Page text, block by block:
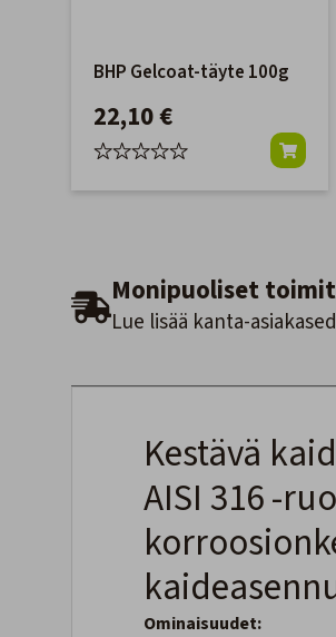
BHP Gelcoat-täyte 100g
22,10 €
Monipuoliset
Lue lisää kanta-
Kestävä
AISI 316 -
Ominaisuudet: